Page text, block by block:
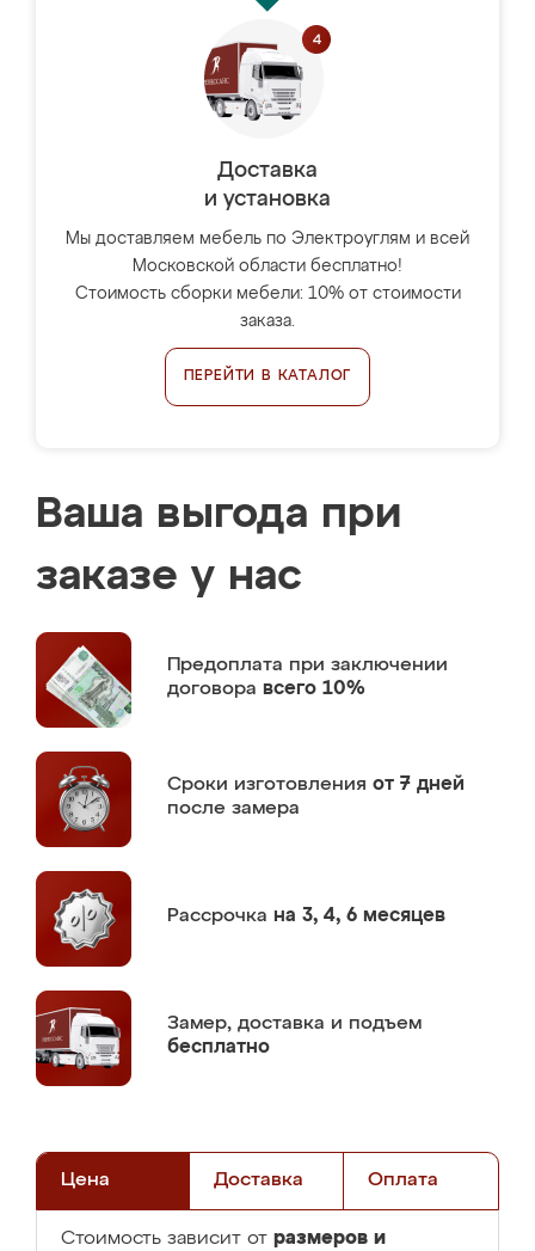
Доставка
и установка
Мы доставляем мебель по Электроуглям и всей
Московской области бесплатно!
Стоимость сборки мебели: 10% от стоимости
заказа.
ПЕРЕЙТИ В КАТАЛОГ
Ваша выгода при
заказе у нас
Предоплата при заключении
договора всего 10%
Сроки изготовления от 7 дней
после замера
Рассрочка на 3, 4, 6 месяцев
Замер, доставка и подъем
бесплатно
Цена Доставка Оплата
Стоимость зависит от размеров и